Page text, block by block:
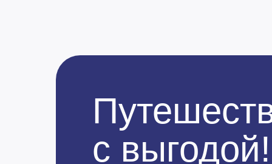
с выгодой!